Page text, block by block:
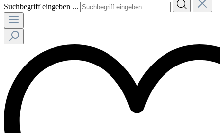
Suchbegriff eingeben ...